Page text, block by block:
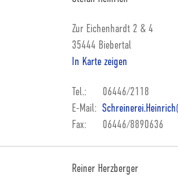
Zur Eichenhardt 2 & 4
35444 Biebertal
In Karte zeigen
Tel.: 06446/2118
E-Mail:
Fax: 06446/8890636
Reiner Herzberger